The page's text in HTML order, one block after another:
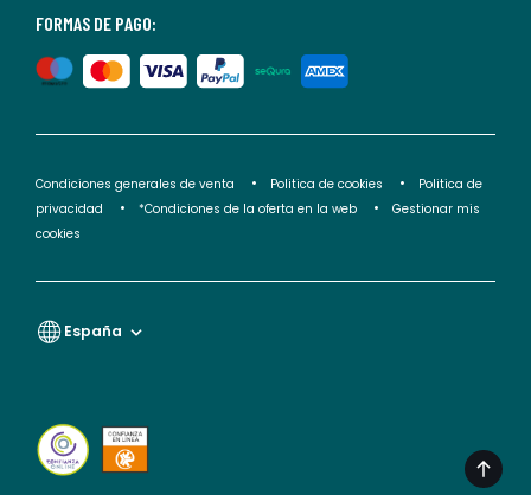
de
privacidad</2>.
FORMAS DE PAGO:
Condiciones generales de venta Politica de cookies
Politica de
privacidad
*Condiciones de la oferta en la web
Gestionar mis
cookies
España